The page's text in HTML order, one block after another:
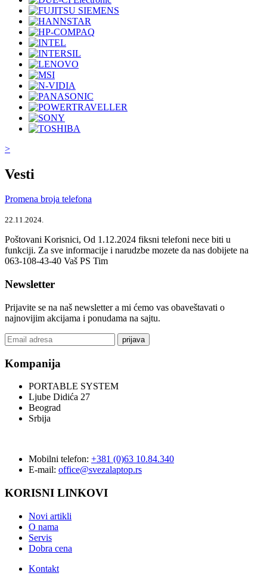
>
Vesti
Promena broja telefona
22.11.2024.
Poštovani Korisnici, Od 1.12.2024 fiksni telefoni nece biti u
funkciji. Za sve informacije i narudzbe mozete da nas dobijete na
063-108-43-40 Vaš PS Tim
Newsletter
Prijavite se na naš newsletter a mi ćemo vas obaveštavati o
najnovijim akcijama i ponudama na sajtu.
prijava
Kompanija
PORTABLE SYSTEM
Ljube Didića 27
Beograd
Srbija
Mobilni telefon: +381 (0)63 10.84.340
E-mail: office@svezalaptop.rs
KORISNI LINKOVI
Novi artikli
O nama
Servis
Dobra cena
Kontakt